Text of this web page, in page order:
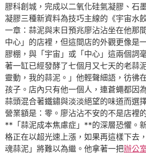
膠科創城，完成以二氧化硅氣凝膠、石
凝膠三種新資料為技巧主線的《宇宙水
一章：蒜泥與末日預兆廖沾沾坐在他那
中心」的店裡，但這間店的外觀更像是
膠棚，與「宇宙」或「中心」這兩個詞
著一缸已經發酵了七個月又七天的老蒜
靈動，我的蒜泥。」他輕聲細語，彷彿
孩子。店內只有他一個人，連蒼蠅都因
蒜頭混合著鐵鏽與淡淡絕望的味道而選
營業額是：零。廖沾沾不安的不是店裡
**「蒜泥成本焦慮症」**的深層恐懼。
格正在以超光速上漲，如果再這樣下去
魂蒜泥」將難以為繼。他拿著一把辦公